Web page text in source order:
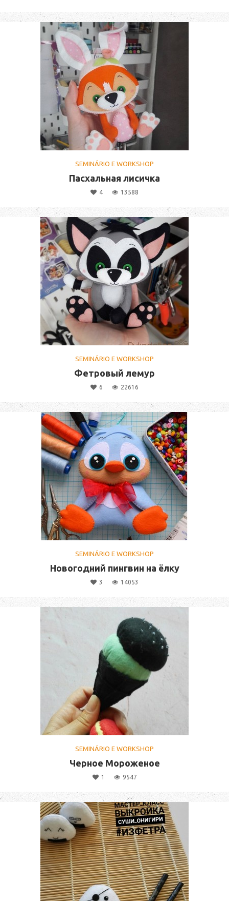
SEMINÁRIO E WORKSHOP
Пасхальная лисичка
4 13588
SEMINÁRIO E WORKSHOP
Фетровый лемур
6 22616
SEMINÁRIO E WORKSHOP
Новогодний пингвин на ёлку
3 14053
SEMINÁRIO E WORKSHOP
Черное Мороженое
1 9547